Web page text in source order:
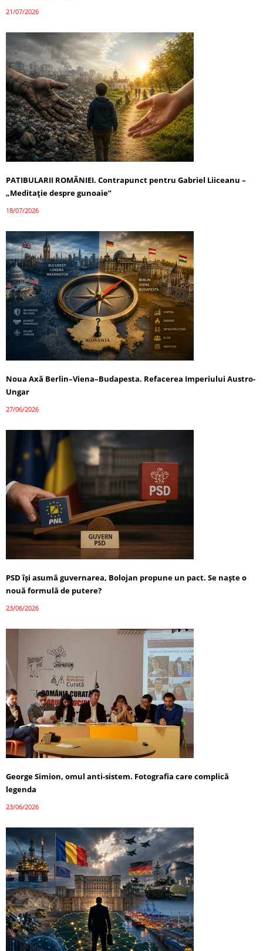
21/07/2026
PATIBULARII ROMÂNIEI. Contrapunct pentru Gabriel Liiceanu –
„Meditație despre gunoaie”
18/07/2026
Noua Axă Berlin–Viena–Budapesta. Refacerea Imperiului Austro-
Ungar
27/06/2026
PSD își asumă guvernarea, Bolojan propune un pact. Se naște o
nouă formulă de putere?
23/06/2026
George Simion, omul anti-sistem. Fotografia care complică
legenda
23/06/2026